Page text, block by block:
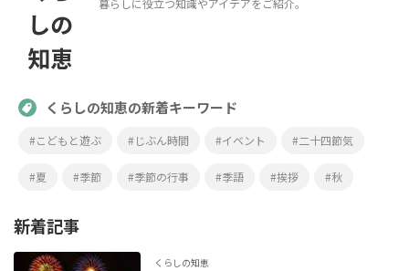
しの
知恵
くらしの知恵の新着キーワード
#こどもと遊ぶ #じぶん時間 #イベント #二十四節気
#夏 #季節 #季節の行事 #季語 #挨拶 #秋
新着記事
くらしの知恵